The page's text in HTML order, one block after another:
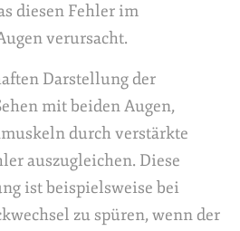
diesen Fehler im
verursacht.
Darstellung der
mit beiden Augen,
durch verstärkte
auszugleichen. Diese
ist beispielsweise bei
zu spüren, wenn der